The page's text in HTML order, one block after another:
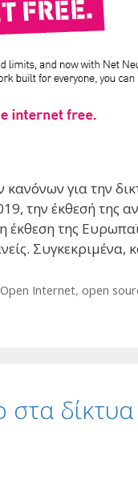
κανόνων για την
την έκθεσή της
της
Συγκεκριμένα,
Open Internet, open
στα